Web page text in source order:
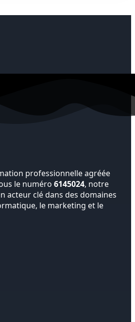
professionnelle agréée
le numéro 6145024, notre
acteur clé dans des domaines
le marketing et le